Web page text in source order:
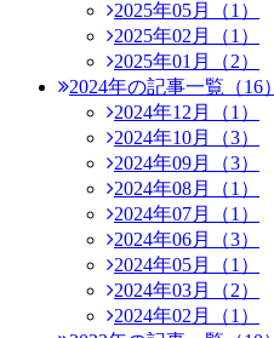
2025年05月（1）
2025年02月（1）
2025年01月（2）
2024年の記事一覧（16）
2024年12月（1）
2024年10月（3）
2024年09月（3）
2024年08月（1）
2024年07月（1）
2024年06月（3）
2024年05月（1）
2024年03月（2）
2024年02月（1）